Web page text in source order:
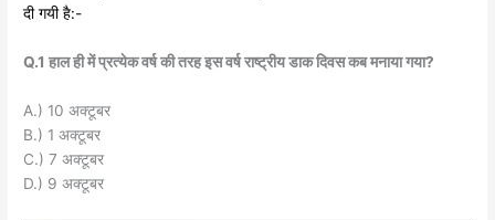
दी गयी है:-
Q.1 हाल ही में प्रत्येक वर्ष की तरह इस वर्ष राष्ट्रीय डाक दिवस कब मनाया गया?
A.) 10 अक्टूबर
B.) 1 अक्टूबर
C.) 7 अक्टूबर
D.) 9 अक्टूबर